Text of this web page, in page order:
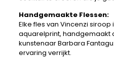
Handgemaakte Flessen:
Elke fles van Vincenzi
aquarelprint, handgemaakt
kunstenaar Barbara
ervaring verrijkt.